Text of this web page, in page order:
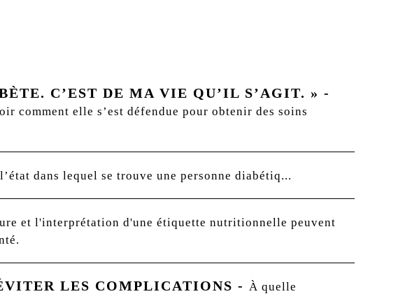
C’EST DE MA VIE QU’IL S’AGIT. » -
comment elle s’est défendue pour obtenir des soins
dans lequel se trouve une personne diabétiq...
et l'interprétation d'une étiquette nutritionnelle peuvent
LES COMPLICATIONS - À quelle